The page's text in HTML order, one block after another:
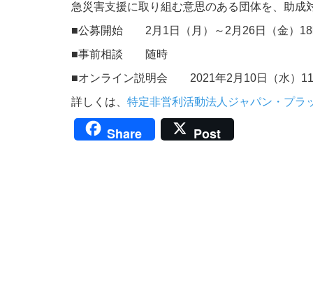
急災害支援に取り組む意思のある団体を、助成
■公募開始 2月1日（月）～2月26日（金）18
■事前相談 随時
■オンライン説明会 2021年2月10日（水）
詳しくは、 特定非営利活動法人ジャパン・プラ
Share Post